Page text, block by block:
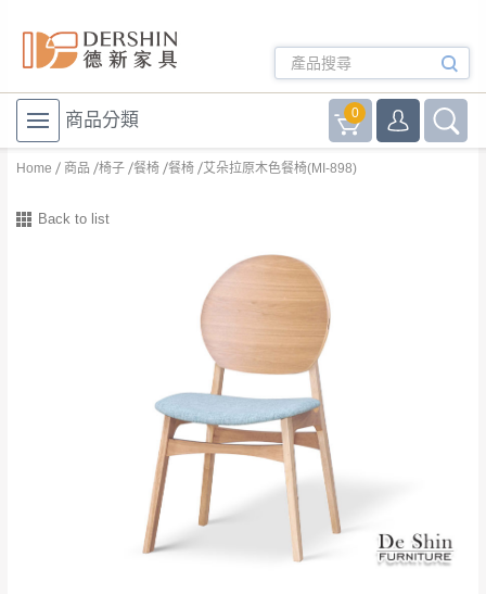
商品分類 0
Home 商品 椅子 餐椅 餐椅 艾朵拉原木色餐椅(MI-898)
Back to list